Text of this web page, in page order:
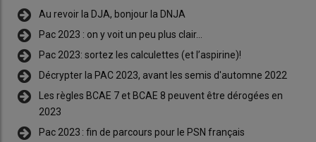
Au revoir la DJA, bonjour la DNJA
Pac 2023 : on y voit un peu plus clair…
Pac 2023: sortez les calculettes (et l’aspirine)!
Décrypter la PAC 2023, avant les semis d'automne 2022
Les règles BCAE 7 et BCAE 8 peuvent être dérogées en
2023
Pac 2023 : fin de parcours pour le PSN français